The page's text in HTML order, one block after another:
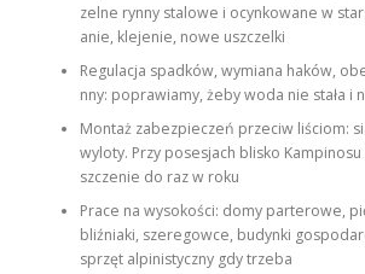
zelne rynny stalowe i ocynkowane w
anie, klejenie, nowe uszczelki
Regulacja spadków, wymiana haków,
nny: poprawiamy, żeby woda nie stała i
Montaż zabezpieczeń przeciw liściom:
wyloty. Przy posesjach blisko Kampinosu
szczenie do raz w roku
Prace na wysokości: domy parterowe,
bliźniaki, szeregowce, budynki
sprzęt alpinistyczny gdy trzeba